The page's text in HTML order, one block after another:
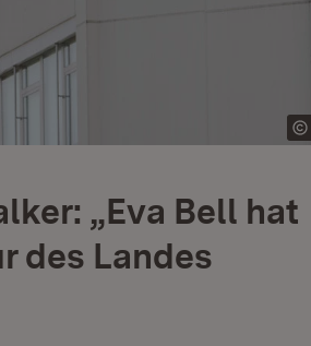
„Eva Bell hat
des Landes